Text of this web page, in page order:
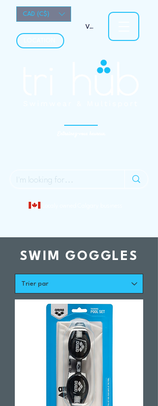
Voir les points
CAD (C$)
SWIM GOGGLES